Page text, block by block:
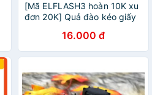
[Mã ELFLASH3 hoàn 10K xu
đơn 20K] Quả đào kéo giấy
2900/3000/1020/1010
16.000 đ